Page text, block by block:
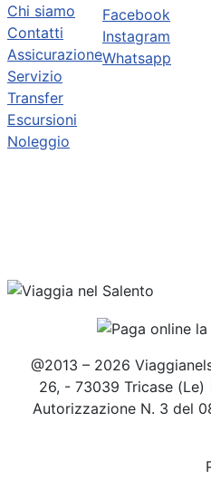
Chi siamo
Contatti
Assicurazione
Servizio
Transfer
Escursioni
Noleggio
Facebook
Instagram
Whatsapp
@2013 – 2026
26, - 73039 Tricase (Le)
Autorizzazione N. 3 del